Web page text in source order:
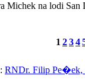
na lodi San
1 234
RNDr. Filip Pe�ek,